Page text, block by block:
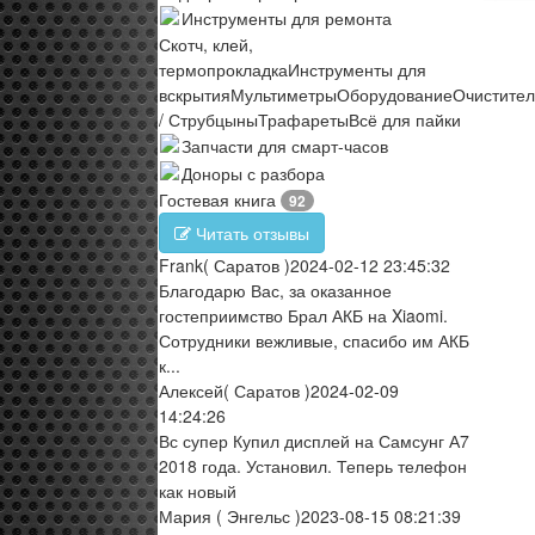
Инструменты для ремонта
Скотч, клей,
термопрокладкаИнструменты для
вскрытияМультиметрыОборудование
/ СтрубцыныТрафаретыВсё для пайки
Запчасти для смарт-часов
Доноры с разбора
Гостевая книга
92
Читать отзывы
Frank( Саратов )2024-02-12 23:45:32
Благодарю Вас, за оказанное
гостеприимство Брал АКБ на Xiaomi.
Сотрудники вежливые, спасибо им АКБ
к...
Алексей( Саратов )2024-02-09
14:24:26
Вс супер Купил дисплей на Самсунг А7
2018 года. Установил. Теперь телефон
как новый
Мария ( Энгельс )2023-08-15 08:21:39